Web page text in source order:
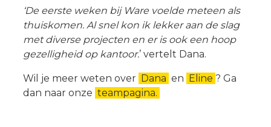
‘De eerste weken bij Ware voelde meteen als
thuiskomen. Al snel kon ik lekker aan de slag
met diverse projecten en er is ook een hoop
gezelligheid op kantoor.’ vertelt Dana.
Wil je meer weten over Dana en Eline ? Ga
dan naar onze teampagina.